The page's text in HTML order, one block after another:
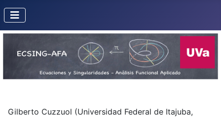
Gilberto Cuzzuol (Universidad Federal de Itajuba,